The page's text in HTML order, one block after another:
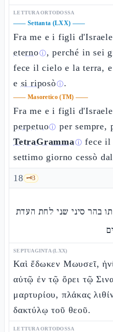
LETTURA ORTODOSSA
—— Settanta (LXX) ——
Fra me e i figli d'Israele
eternoⓘ, perché in sei
fece il cielo e la terra,
e si riposòⓘ.
—— Masoretico (TM) ——
Fra me e i figli d'Israele
perpetuoⓘ per sempre,
TetraGrammaⓘ fece il
settimo giorno cessò
18 🗝️3
בהר סיני שני לחת העדת
SEPTUAGINTA (LXX)
Καὶ ἔδωκεν Μωυσεῖ,
αὐτῷ ἐν τῷ ὄρει τῷ
μαρτυρίου, πλάκας
δακτύλῳ τοῦ θεοῦ.
LETTURA ORTODOSSA